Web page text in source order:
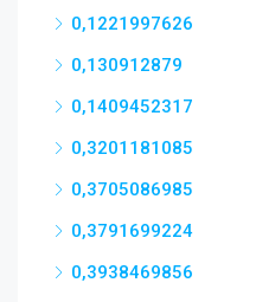
0,1221997626
0,130912879
0,1409452317
0,3201181085
0,3705086985
0,3791699224
0,3938469856